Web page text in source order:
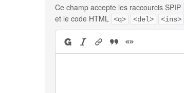
Ce champ accepte les raccourcis SPIP
et le code HTML <q> <del> <ins>